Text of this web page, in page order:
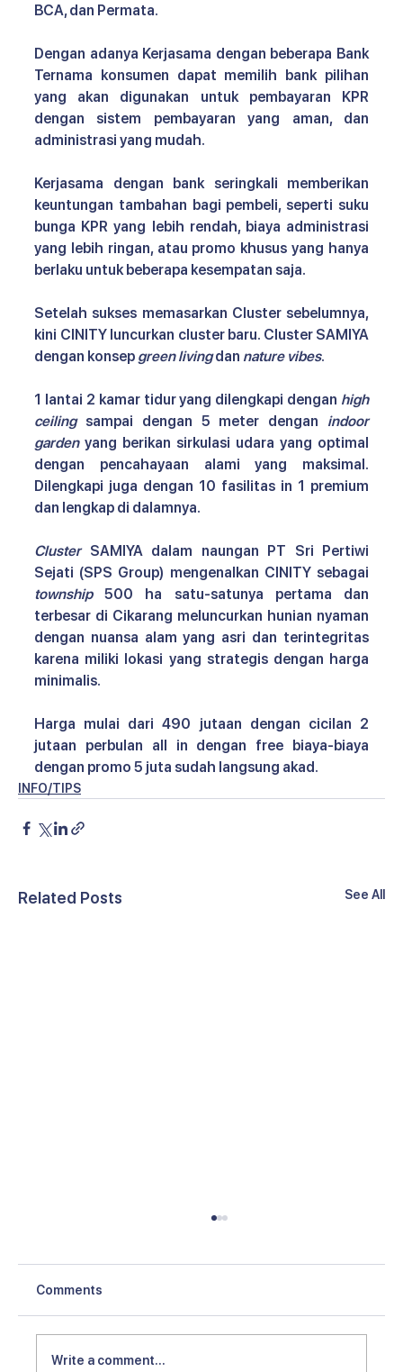
BCA, dan Permata.
Dengan adanya Kerjasama dengan beberapa Bank
Ternama konsumen dapat memilih bank pilihan
yang akan digunakan untuk pembayaran KPR
dengan sistem pembayaran yang aman, dan
administrasi yang mudah.
Kerjasama dengan bank seringkali memberikan
keuntungan tambahan bagi pembeli, seperti suku
bunga KPR yang lebih rendah, biaya administrasi
yang lebih ringan, atau promo khusus yang hanya
berlaku untuk beberapa kesempatan saja.
Setelah sukses memasarkan Cluster sebelumnya,
kini CINITY luncurkan cluster baru. Cluster SAMIYA
dengan konsep green living dan nature vibes.
1 lantai 2 kamar tidur yang dilengkapi dengan high
ceiling sampai dengan 5 meter dengan indoor
garden yang berikan sirkulasi udara yang optimal
dengan pencahayaan alami yang maksimal.
Dilengkapi juga dengan 10 fasilitas in 1 premium
dan lengkap di dalamnya.
Cluster SAMIYA dalam naungan PT Sri Pertiwi
township 500 ha satu-satunya pertama dan
terbesar di Cikarang meluncurkan hunian nyaman
dengan nuansa alam yang asri dan terintegritas
karena miliki lokasi yang strategis dengan harga
minimalis.
Harga mulai dari 490 jutaan dengan cicilan 2
jutaan perbulan all in dengan free biaya-biaya
dengan promo 5 juta sudah langsung akad.
INFO/TIPS
Related Posts See All
Comments
Write a comment...